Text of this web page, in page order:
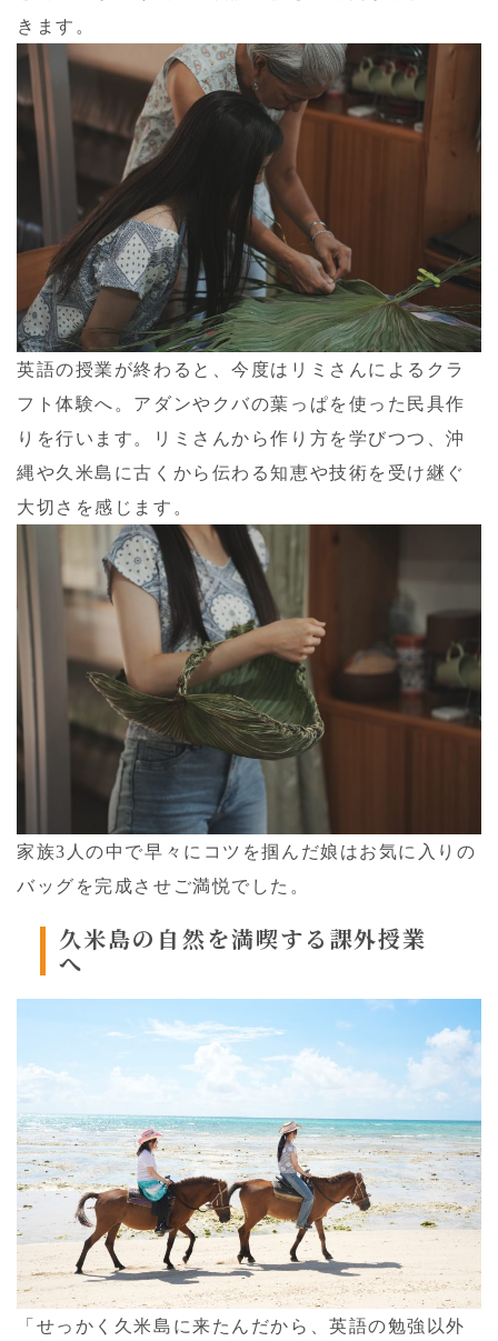
きます。
英語の授業が終わると、今度はリミさんによるクラ
フト体験へ。アダンやクバの葉っぱを使った民具作
りを行います。リミさんから作り方を学びつつ、沖
縄や久米島に古くから伝わる知恵や技術を受け継ぐ
大切さを感じます。
家族3人の中で早々にコツを掴んだ娘はお気に入りの
バッグを完成させご満悦でした。
久米島の自然を満喫する課外授業
へ
「せっかく久米島に来たんだから、英語の勉強以外